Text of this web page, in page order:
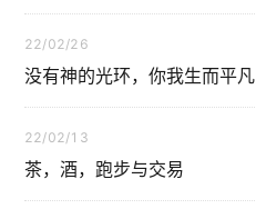
22/02/26
没有神的光环，你我生而平凡
22/02/13
茶，酒，跑步与交易